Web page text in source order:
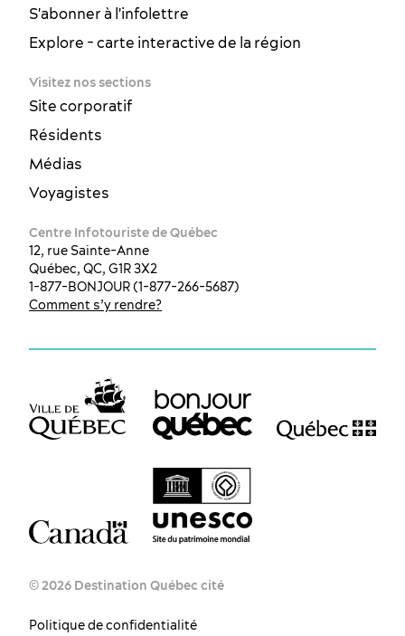
S'abonner à l'infolettre
Explore - carte interactive de la région
Visitez nos sections
Site corporatif
Résidents
Médias
Voyagistes
Centre Infotouriste de Québec
12, rue Sainte-Anne
Québec, QC, G1R 3X2
1-877-BONJOUR (1-877-266-5687)
Comment s’y rendre?
© 2026 Destination Québec cité
Politique de confidentialité